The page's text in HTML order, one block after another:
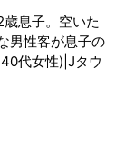
息子。空いた
男性客が息子の
代女性)|Jタウ